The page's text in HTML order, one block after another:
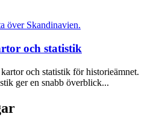
och statistik
och statistik för historieämnet.
ger en snabb överblick...